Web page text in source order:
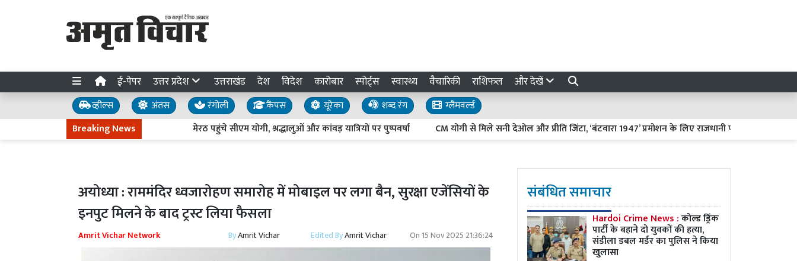
ई-पेपर उत्तर प्रदेश उत्तराखंड देश विदेश कारोबार स्पोर्ट्स स्वास्थ्य वैचारिकी राशिफल और देखें
व्हील्स अंतस रंगोली कैंपस यूरेका शब्द रंग
ग्लैमवर्ल्ड
Breaking News
मेरठ पहुंचे सीएम योगी, श्रद्धालुओं और कांवड़ यात्रियों पर पुष्पवर्षा CM योगी से मिले सनी देओल और प्रीति जिंटा, ‘बंटवारा 1947’ प्रमोशन के लिए राजधानी पहुंचे थे दोनों कलाकार
अयोध्या : राममंदिर ध्वजारोहण समारोह में मोबाइल पर लगा बैन, सुरक्षा एजेंसियों के
इनपुट मिलने के बाद ट्रस्ट लिया फैसला
Amrit Vichar Network ByAmrit Vichar Edited ByAmrit Vichar On 15 Nov 2025 21:36:24
संबंधित समाचार
Hardoi Crime News :कोल्ड ड्रिंक
पार्टी के बहाने दो युवकों की हत्या,
संडीला डबल मर्डर का पुलिस ने किया
खुलासा